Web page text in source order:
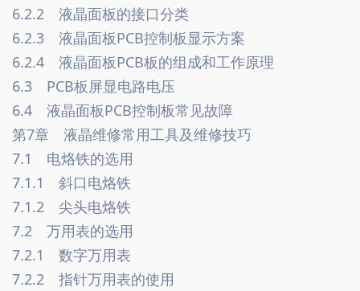
6.2.2　液晶面板的接口分类
6.2.3　液晶面板PCB控制板显示方案
6.2.4　液晶面板PCB板的组成和工作原理
6.3　PCB板屏显电路电压
6.4　液晶面板PCB控制板常见故障
第7章　液晶维修常用工具及维修技巧
7.1　电烙铁的选用
7.1.1　斜口电烙铁
7.1.2　尖头电烙铁
7.2　万用表的选用
7.2.1　数字万用表
7.2.2　指针万用表的使用